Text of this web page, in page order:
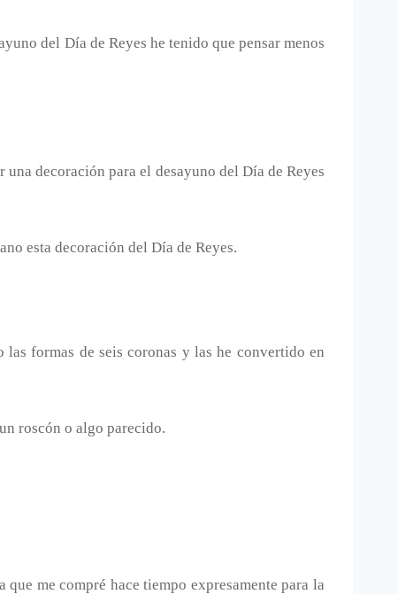
del Día de Reyes he tenido que pensar menos
decoración para el desayuno del Día de Reyes
esta decoración del Día de Reyes.
formas de seis coronas y las he convertido en
roscón o algo parecido.
me compré hace tiempo expresamente para la